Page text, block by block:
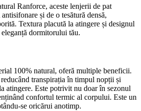
Ranforce, aceste lenjerii de pat
și de o tesătură densă,
Textura placută la atingere și designul
dormitorului tău.
100% natural, oferă multiple beneficii.
transpirația în timpul nopții și
atingere. Este potrivit nu doar în sezonul
confortul termic al corpului. Este un
se oricărui anotimp.